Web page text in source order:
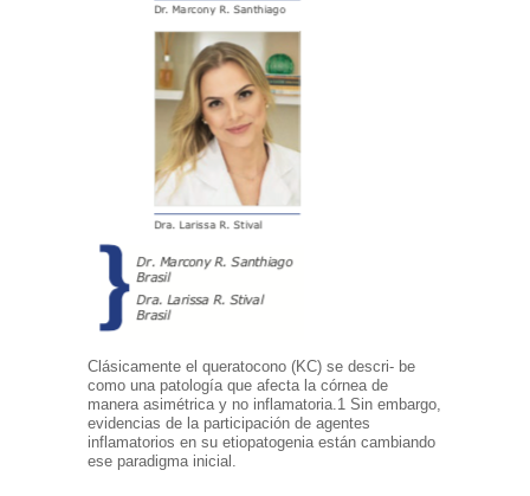
Clásicamente el queratocono (KC) se descri- be
como una patología que afecta la córnea de
manera asimétrica y no inflamatoria.1 Sin embargo,
evidencias de la participación de agentes
inflamatorios en su etiopatogenia están cambiando
ese paradigma inicial.